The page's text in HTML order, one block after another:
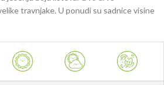
travnjake. U ponudi su sadnice visine